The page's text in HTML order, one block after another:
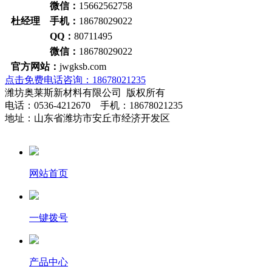
微信： 15662562758
杜经理 手机： 18678029022
QQ： 80711495
微信： 18678029022
官方网站： jwgksb.com
点击免费电话咨询：18678021235
潍坊奥莱斯新材料有限公司 版权所有
电话：0536-4212670 手机：18678021235
地址：山东省潍坊市安丘市经济开发区
网站首页
一键拨号
产品中心